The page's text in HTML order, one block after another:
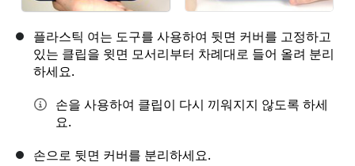
플라스틱 여는 도구를 사용하여 뒷면 커버를 고정하고
있는 클립을 윗면 모서리부터 차례대로 들어 올려 분리
하세요.
손을 사용하여 클립이 다시 끼워지지 않도록 하세
요.
손으로 뒷면 커버를 분리하세요.